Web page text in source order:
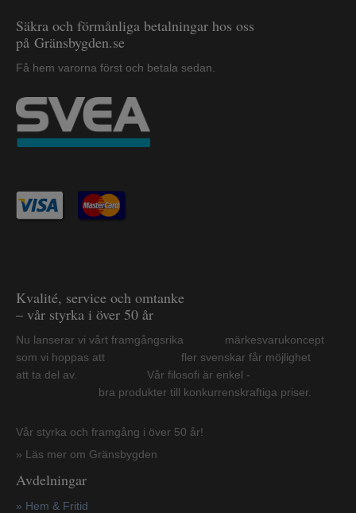
Säkra och förmånliga betalningar hos oss
på Gränsbygden.se
Få hem varorna först och betala sedan.
Kvalité, service och omtanke
– vår styrka i över 50 år
Nu lanserar vi vårt framgångsrika märkesvarukoncept
som vi hoppas att fler svenskar får möjlighet
att ta del av. Vår filosofi är enkel -
bra produkter till konkurrenskraftiga priser.
Vår styrka och framgång i över 50 år!
» Läs mer om Gränsbygden
Avdelningar
» Hem & Fritid